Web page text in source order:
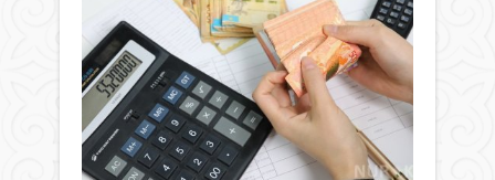
Жаңалықтар
16 тамыз
2024 ж.
608
Толығырақ